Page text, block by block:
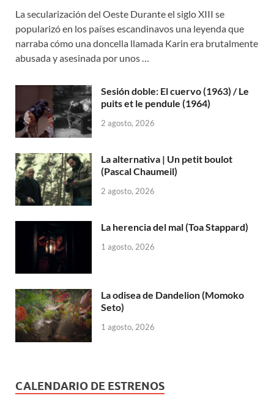
La secularización del Oeste Durante el siglo XIII se
popularizó en los países escandinavos una leyenda que
narraba cómo una doncella llamada Karin era brutalmente
abusada y asesinada por unos …
Sesión doble: El cuervo (1963) / Le
puits et le pendule (1964)
2 agosto, 2026
La alternativa | Un petit boulot
(Pascal Chaumeil)
2 agosto, 2026
La herencia del mal (Toa Stappard)
1 agosto, 2026
La odisea de Dandelion (Momoko
Seto)
1 agosto, 2026
CALENDARIO DE ESTRENOS